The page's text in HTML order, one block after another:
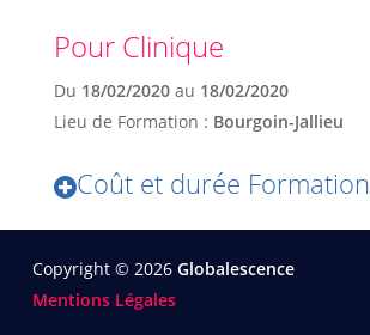
Pour Clinique
Du 18/02/2020au 18/02/2020
Lieu de Formation : Bourgoin-Jallieu
Coût et durée Formation
Copyright © 2026 Globalescence
Mentions Légales